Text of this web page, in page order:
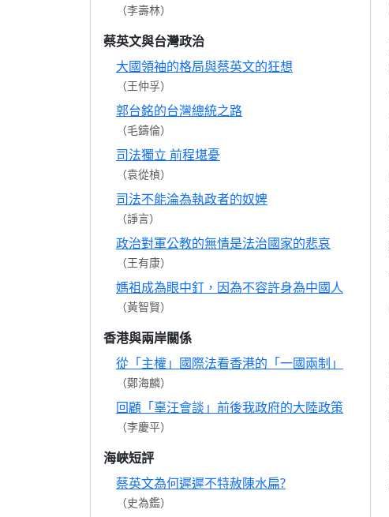
（李壽林）
蔡英文與台灣政治
大國領袖的格局與蔡英文的狂想
（王仲孚）
郭台銘的台灣總統之路
（毛鑄倫）
司法獨立 前程堪憂
（袁從楨）
司法不能淪為執政者的奴婢
（諍言）
政治對軍公教的無情是法治國家的悲哀
（王有康）
媽祖成為眼中釘，因為不容許身為中國人
（黃智賢）
香港與兩岸關係
從「主權」國際法看香港的「一國兩制」
（鄭海麟）
回顧「辜汪會談」前後我政府的大陸政策
（李慶平）
海峽短評
蔡英文為何遲遲不特赦陳水扁?
（史為鑑）